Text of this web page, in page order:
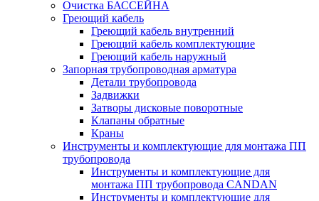
Очистка БАССЕЙНА
Греющий кабель
Греющий кабель внутренний
Греющий кабель комплектующие
Греющий кабель наружный
Запорная трубопроводная арматура
Детали трубопровода
Задвижки
Затворы дисковые поворотные
Клапаны обратные
Краны
Инструменты и комплектующие для монтажа ПП
трубопровода
Инструменты и комплектующие для
монтажа ПП трубопровода CANDAN
Инструменты и комплектующие для